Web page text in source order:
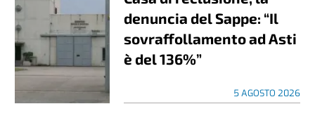
denuncia del Sappe: “Il
sovraffollamento ad Asti
è del 136%”
5 AGOSTO 2026